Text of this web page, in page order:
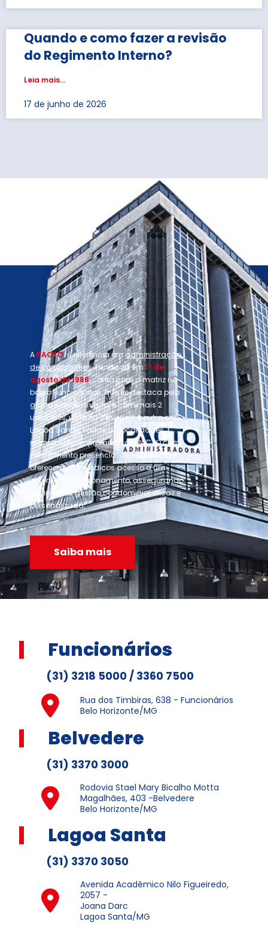
Quando e como fazer a revisão
do Regimento Interno?
Leia mais...
17 de junho de 2026
A PACTOé referência emadministração
de condomínios. Fundada em1º de
agosto de 1986, conta com a matriz no
bairro Funcionários, que se destaca pela
grande infraestrutura, e com mais 2
unidades, uma no Belvedere e outra em
Lagoa Santa. Todas as localidades
mantêm o compromisso da PACTO com
atendimento presencial de excelência e
oferecem aos síndicos acesso a um
gerente de relacionamento, assegurando
assim uma gestão condominial eficaz e
personalizada.
Saiba mais
Funcionários
(31) 3218 5000 / 3360 7500
Rua dos Timbiras, 638 - Funcionários
Belo Horizonte/MG
Belvedere
(31) 3370 3000
Rodovia Stael Mary Bicalho Motta
Magalhães, 403 -Belvedere
Belo Horizonte/MG
Lagoa Santa
(31) 3370 3050
Avenida Acadêmico Nilo Figueiredo,
2057 -
Joana Darc
Lagoa Santa/MG